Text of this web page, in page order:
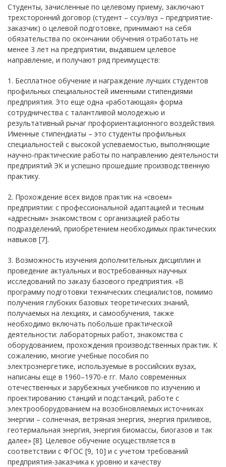
Студенты, зачисленные по целевому приему, заключают
трехсторонний договор (студент – ссуз/вуз – предприятие-
заказчик) о целевой подготовке, принимают на себя
обязательства по окончании обучения отработать не
менее 3 лет на предприятии, выдавшем целевое
направление, и получают ряд преимуществ:
1. Бесплатное обучение и награждение лучших студентов
профильных специальностей именными стипендиями
предприятия. Это еще одна «работающая» форма
сотрудничества с талантливой молодежью и
результативный рычаг профориентационного воздействия.
Именные стипендиаты – это студенты профильных
специальностей с высокой успеваемостью, выполняющие
научно-практические работы по направлению деятельности
предприятий ЭК и успешно прошедшие производственную
практику.
2. Прохождение всех видов практик на «своем»
предприятии: с профессиональной адаптацией и тесным
«адресным» знакомством с организацией работы
подразделений, приобретением необходимых практических
навыков [7].
3. Возможность изучения дополнительных дисциплин и
проведение актуальных и востребованных научных
исследований по заказу базового предприятия. «В
программу подготовки технических специалистов, помимо
получения глубоких базовых теоретических знаний,
получаемых на лекциях, и самообучения, также
необходимо включать побольше практической
деятельности: лабораторных работ, знакомства с
оборудованием, прохождения производственных практик. К
сожалению, многие учебные пособия по
электроэнергетике, используемые в российских вузах,
написаны еще в 1960–1970-е гг. Мало современных
отечественных и зарубежных учебников по изучению и
проектированию станций и подстанций, работе с
электрооборудованием на возобновляемых источниках
энергии – солнечная, ветряная энергия, энергия приливов,
геотермальная энергия, энергия биомассы, биогазов и так
далее» [8]. Целевое обучение осуществляется в
соответствии с ФГОС [9, 10] и с учетом требований
предприятия-заказчика к уровню и качеству